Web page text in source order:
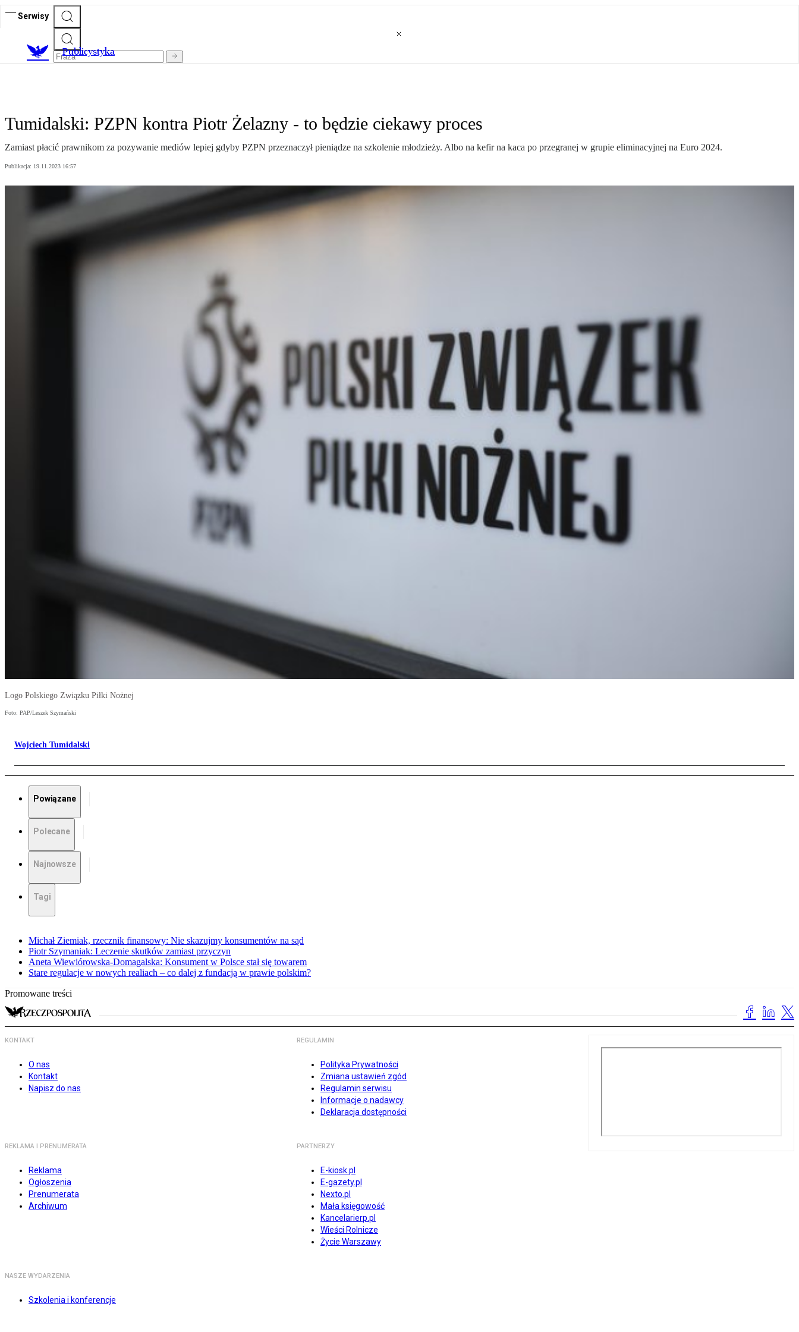
Serwisy
Publicystyka
Tumidalski: PZPN kontra Piotr Żelazny - to będzie ciekawy proces
Zamiast płacić prawnikom za pozywanie mediów lepiej gdyby PZPN przeznaczył pieniądze na szkolenie młodzieży. Albo na kefir na kaca po przegranej w grupie eliminacyjnej na Euro 2024.
Publikacja: 19.11.2023 16:57
Logo Polskiego Związku Piłki Nożnej
Foto: PAP/Leszek Szymański
Wojciech Tumidalski
Powiązane
Polecane
Najnowsze
Tagi
Michał Ziemiak, rzecznik finansowy: Nie skazujmy konsumentów na sąd
Piotr Szymaniak: Leczenie skutków zamiast przyczyn
Aneta Wiewiórowska-Domagalska: Konsument w Polsce stał się towarem
Stare regulacje w nowych realiach – co dalej z fundacją w prawie polskim?
Promowane treści
KONTAKT
O nas
Kontakt
Napisz do nas
REGULAMIN
Polityka Prywatności
Zmiana ustawień zgód
Regulamin serwisu
Informacje o nadawcy
Deklaracja dostępności
REKLAMA I PRENUMERATA
Reklama
Ogłoszenia
Prenumerata
Archiwum
PARTNERZY
E-kiosk.pl
E-gazety.pl
Nexto.pl
Mała księgowość
Kancelarierp.pl
Wieści Rolnicze
Życie Warszawy
NASZE WYDARZENIA
Szkolenia i konferencje